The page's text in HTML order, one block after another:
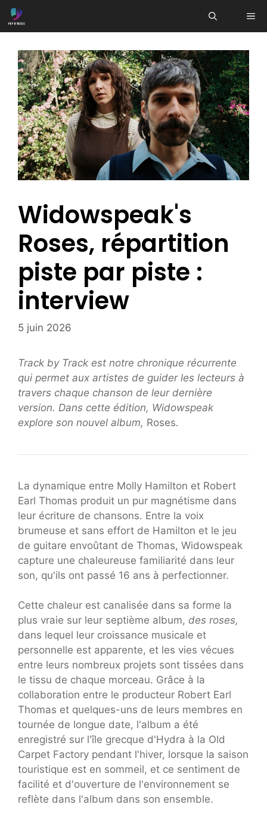
Aller
au
Widowspeak's
Roses, répartition
piste par piste :
interview
5 juin 2026
Track by Track est notre chronique récurrente
qui permet aux artistes de guider les lecteurs à
travers chaque chanson de leur dernière
version. Dans cette édition, Widowspeak
explore son nouvel album, Roses.
La dynamique entre Molly Hamilton et Robert
Earl Thomas produit un pur magnétisme dans
leur écriture de chansons. Entre la voix
brumeuse et sans effort de Hamilton et le jeu
de guitare envoûtant de Thomas, Widowspeak
capture une chaleureuse familiarité dans leur
son, qu'ils ont passé 16 ans à perfectionner.
Cette chaleur est canalisée dans sa forme la
plus vraie sur leur septième album, des roses,
dans lequel leur croissance musicale et
personnelle est apparente, et les vies vécues
entre leurs nombreux projets sont tissées dans
le tissu de chaque morceau. Grâce à la
collaboration entre le producteur Robert Earl
Thomas et quelques-uns de leurs membres en
tournée de longue date, l'album a été
enregistré sur l'île grecque d'Hydra à la Old
Carpet Factory pendant l'hiver, lorsque la saison
touristique est en sommeil, et ce sentiment de
facilité et d'ouverture de l'environnement se
reflète dans l'album dans son ensemble.